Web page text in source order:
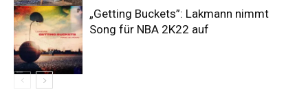
„Getting Buckets”: Lakmann nimmt
Song für NBA 2K22 auf